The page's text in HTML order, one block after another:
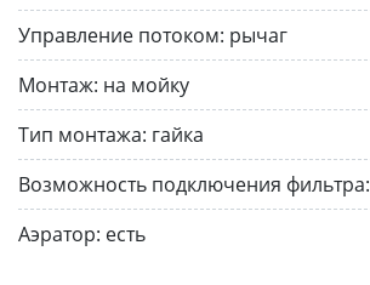
Управление потоком: рычаг
Монтаж: на мойку
Тип монтажа: гайка
Возможность подключения фильтра:
Аэратор: есть